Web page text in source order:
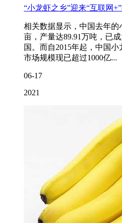
“小龙虾之乡”迎来“互联网
相关数据显示，中国去年的
亩，产量达89.91万吨，已
国。而自2015年起，中国
市场规模现已超过1000亿...
06-17
2021